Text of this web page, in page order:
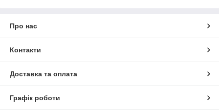
Про нас
Контакти
Доставка та оплата
Графік роботи